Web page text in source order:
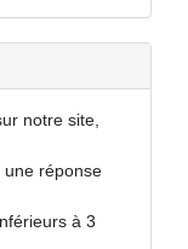
notre site,
une réponse
à 3